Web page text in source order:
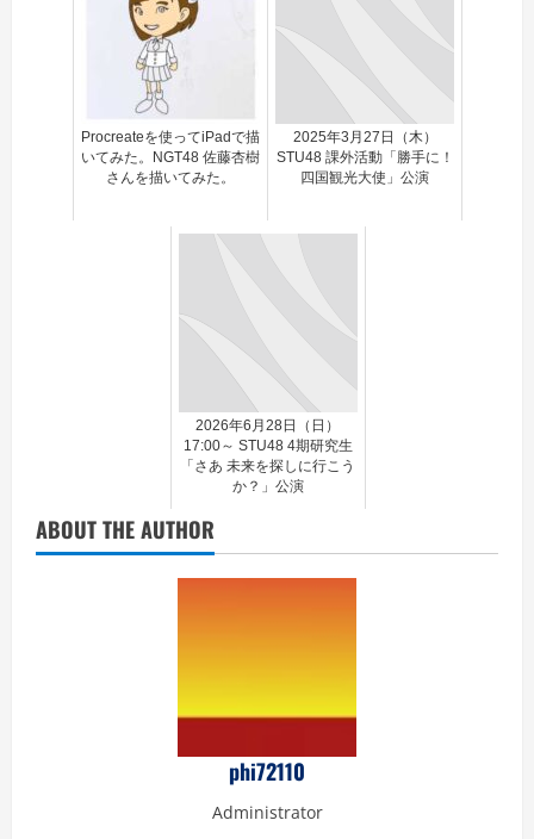
Procreateを使ってiPadで描
いてみた。NGT48 佐藤杏樹
さんを描いてみた。
2025年3月27日（木）
STU48 課外活動「勝手に！
四国観光大使」公演
2026年6月28日（日）
17:00～ STU48 4期研究生
「さあ 未来を探しに行こう
か？」公演
ABOUT THE AUTHOR
phi72110
Administrator